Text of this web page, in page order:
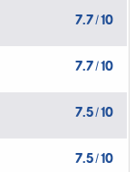
7.7/10
7.7/10
7.5/10
7.5/10